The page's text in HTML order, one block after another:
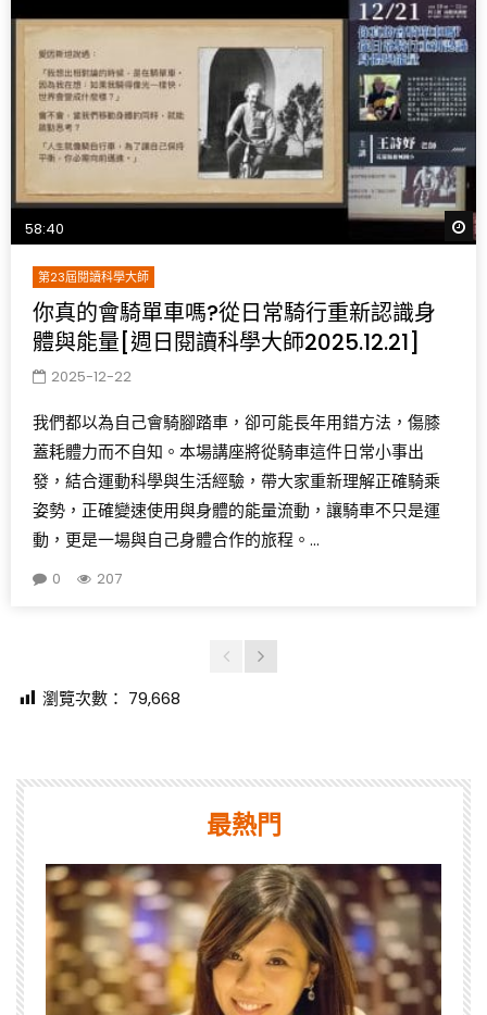
58:40
第23屆閱讀科學大師
你真的會騎單車嗎?從日常騎行重新認識身
體與能量[週日閱讀科學大師2025.12.21]
2025-12-22
我們都以為自己會騎腳踏車，卻可能長年用錯方法，傷膝
蓋耗體力而不自知。本場講座將從騎車這件日常小事出
發，結合運動科學與生活經驗，帶大家重新理解正確騎乘
姿勢，正確變速使用與身體的能量流動，讓騎車不只是運
動，更是一場與自己身體合作的旅程。...
0 207
瀏覽次數： 79,668
最熱門